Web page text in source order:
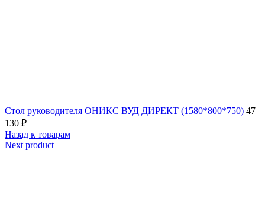
Стол руководителя ОНИКС ВУД ДИРЕКТ (1580*800*750) 47
130 ₽
Назад к товарам
Next product